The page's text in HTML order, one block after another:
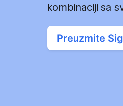
kombinaciji sa
Preuzmite